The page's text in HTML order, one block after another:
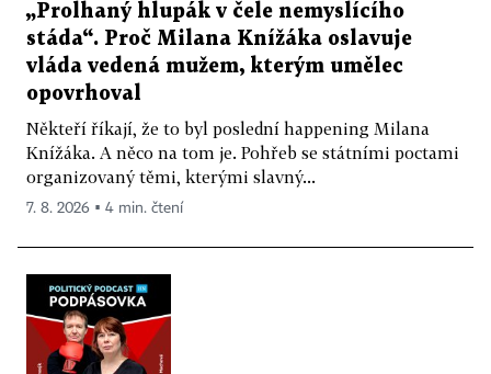
„Prolhaný hlupák v čele nemyslícího
stáda“. Proč Milana Knížáka oslavuje
vláda vedená mužem, kterým umělec
opovrhoval
Někteří říkají, že to byl poslední happening Milana
Knížáka. A něco na tom je. Pohřeb se státními poctami
organizovaný těmi, kterými slavný...
7. 8. 2026 ▪ 4 min. čtení